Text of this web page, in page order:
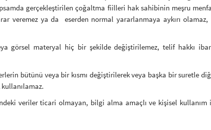
gerçekleştirilen çoğaltma fiilleri hak sahibinin meşru
veremez ya da eserden normal yararlanmaya aykırı
görsel materyal hiç bir şekilde değiştirilemez, telif hakkı
bütünü veya bir kısmı değiştirilerek veya başka bir suretle
veriler ticari olmayan, bilgi alma amaçlı ve kişisel